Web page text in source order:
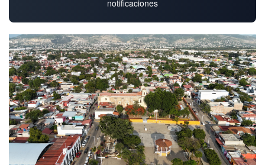
notificaciones